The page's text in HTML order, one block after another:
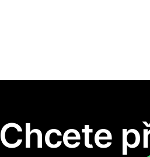
Chcete